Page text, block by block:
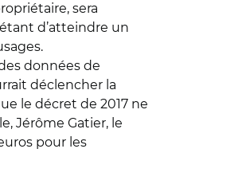
sera
d’atteindre un
données de
déclencher la
le décret de 2017 ne
Jérôme Gatier, le
pour les